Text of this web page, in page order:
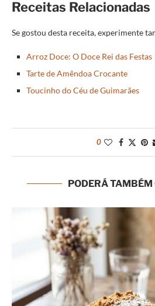
Receitas Relacionadas
Se gostou desta receita, experimente
Arroz Doce: O Doce Rei das Festas
Tarte de Amêndoa Crocante
Toucinho do Céu de Guimarães
0
PODERÁ TAMBÉM